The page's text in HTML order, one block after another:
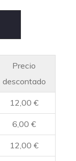
Precio
descontado
12,00 €
6,00 €
12,00 €